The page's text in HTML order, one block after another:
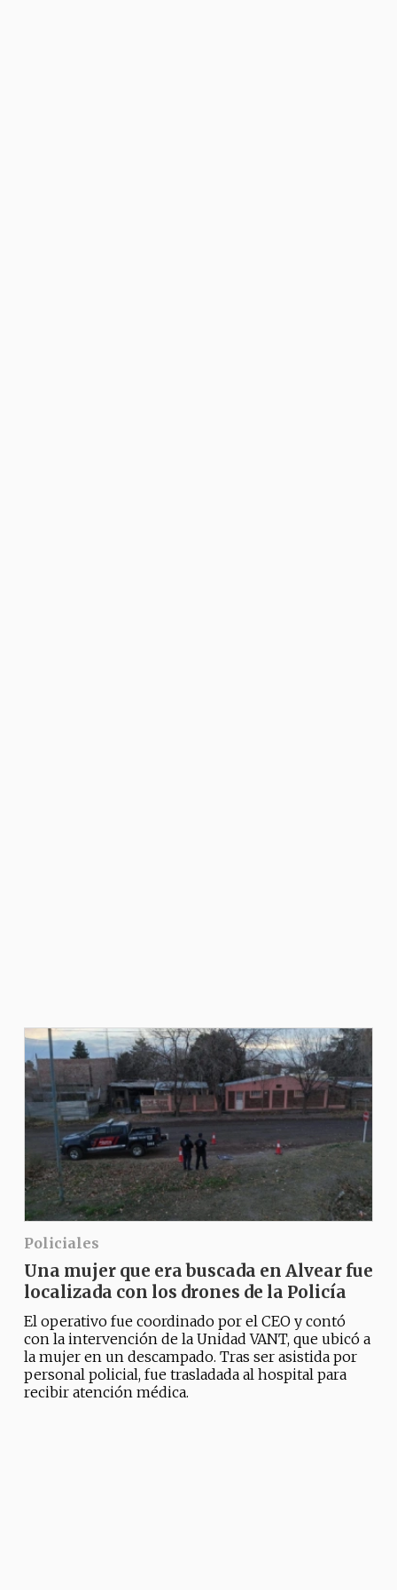
Policiales
Una mujer que era buscada en Alvear fue
localizada con los drones de la Policía
El operativo fue coordinado por el CEO y contó
con la intervención de la Unidad VANT, que ubicó a
la mujer en un descampado. Tras ser asistida por
personal policial, fue trasladada al hospital para
recibir atención médica.